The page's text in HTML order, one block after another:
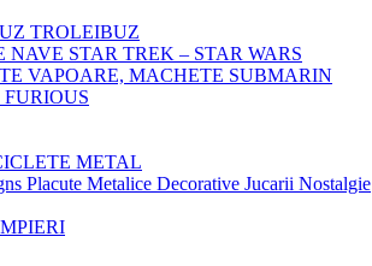
TROLEIBUZ
NAVE STAR TREK – STAR WARS
VAPOARE, MACHETE SUBMARIN
METAL
Placute Metalice Decorative Jucarii Nostalgie